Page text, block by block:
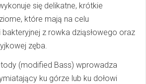
się delikatne, krótkie
które mają na celu
bakteryjnej z rowka dziąsłowego oraz
zęba.
(modified Bass) wprowadza
ku górze lub ku dołowi